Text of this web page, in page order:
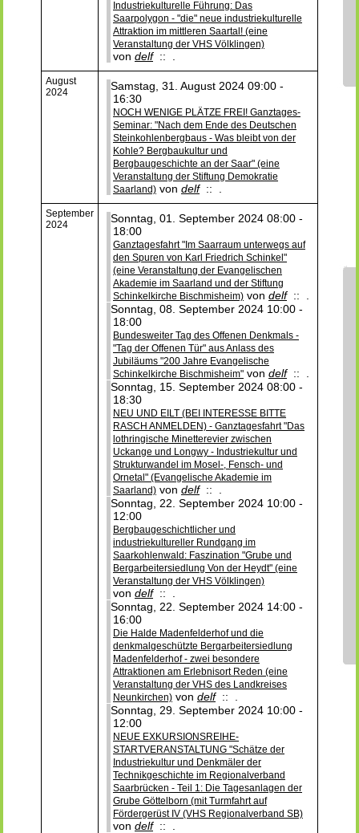
Industriekulturelle Führung: Das
Saarpolygon - "die" neue industriekulturelle
Attraktion im mittleren Saartal! (eine
Veranstaltung der VHS Völklingen)
von delf:: .
August
2024
Samstag, 31. August 2024 09:00 -
16:30
NOCH WENIGE PLÄTZE FREI! Ganztages-
Seminar: "Nach dem Ende des Deutschen
Steinkohlenbergbaus - Was bleibt von der
Kohle? Bergbaukultur und
Bergbaugeschichte an der Saar" (eine
Veranstaltung der Stiftung Demokratie
Saarland) von delf:: .
September
2024
Sonntag, 01. September 2024 08:00 -
18:00
Ganztagesfahrt "Im Saarraum unterwegs auf
den Spuren von Karl Friedrich Schinkel"
(eine Veranstaltung der Evangelischen
Akademie im Saarland und der Stiftung
Schinkelkirche Bischmisheim) von delf:: .
Sonntag, 08. September 2024 10:00 -
18:00
Bundesweiter Tag des Offenen Denkmals -
"Tag der Offenen Tür" aus Anlass des
Jubiläums "200 Jahre Evangelische
Schinkelkirche Bischmisheim" von delf:: .
Sonntag, 15. September 2024 08:00 -
18:30
NEU UND EILT (BEI INTERESSE BITTE
RASCH ANMELDEN) - Ganztagesfahrt "Das
lothringische Minetterevier zwischen
Uckange und Longwy - Industriekultur und
Strukturwandel im Mosel-, Fensch- und
Ornetal" (Evangelische Akademie im
Saarland) von delf:: .
Sonntag, 22. September 2024 10:00 -
12:00
Bergbaugeschichtlicher und
industriekultureller Rundgang im
Saarkohlenwald: Faszination "Grube und
Bergarbeitersiedlung Von der Heydt" (eine
Veranstaltung der VHS Völklingen)
von delf:: .
Sonntag, 22. September 2024 14:00 -
16:00
Die Halde Madenfelderhof und die
denkmalgeschützte Bergarbeitersiedlung
Madenfelderhof - zwei besondere
Attraktionen am Erlebnisort Reden (eine
Veranstaltung der VHS des Landkreises
Neunkirchen) von delf:: .
Sonntag, 29. September 2024 10:00 -
12:00
NEUE EXKURSIONSREIHE-
STARTVERANSTALTUNG "Schätze der
Industriekultur und Denkmäler der
Technikgeschichte im Regionalverband
Saarbrücken - Teil 1: Die Tagesanlagen der
Grube Göttelborn (mit Turmfahrt auf
Fördergerüst IV (VHS Regionalverband SB)
von delf:: .